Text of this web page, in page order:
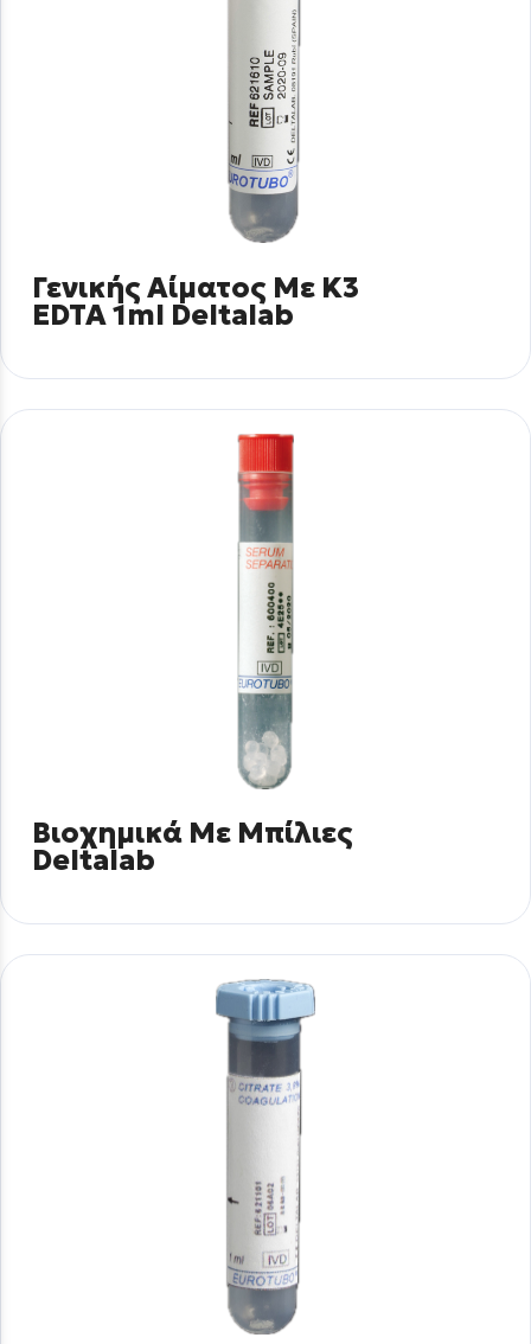
Γενικής Αίματος Με Κ3
EDTA 1ml Deltalab
Βιοχημικά Με Μπίλιες
Deltalab